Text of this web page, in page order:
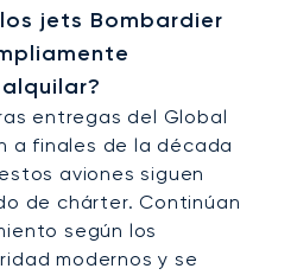
jets Bombardier
entregas del Global
a finales de la década
aviones siguen
de chárter. Continúan
según los
modernos y se